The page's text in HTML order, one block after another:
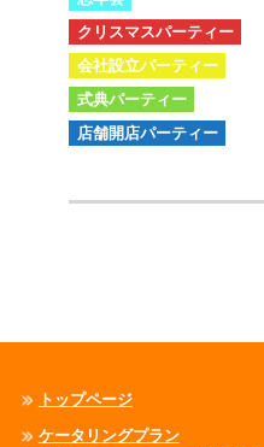
クリスマスパーティー
会社設立パーティー
式典パーティー
店舗開店パーティー
トップページ
ケータリングプラン